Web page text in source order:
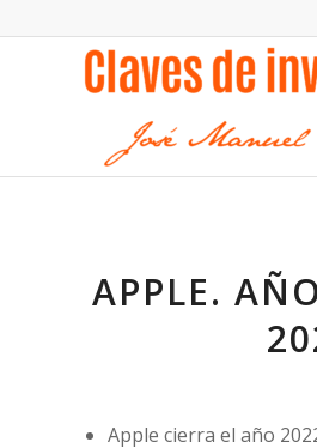
APPLE.
Apple cierra el año